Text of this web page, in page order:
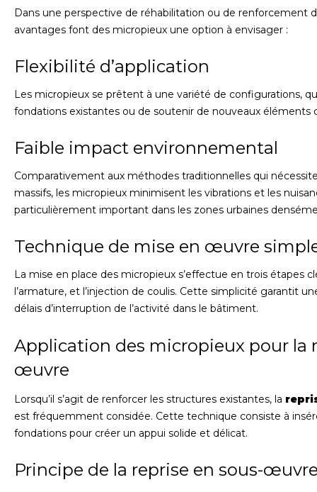
Dans une perspective de réhabilitation ou de renforcement
avantages font des micropieux une option à envisager :
Flexibilité d’application
Les micropieux se prêtent à une variété de configurations,
fondations existantes ou de soutenir de nouveaux éléments
Faible impact environnemental
Comparativement aux méthodes traditionnelles qui
massifs, les micropieux minimisent les vibrations et les
particulièrement important dans les zones urbaines
Technique de mise en œuvre
La mise en place des micropieux s’effectue en trois étapes
l’armature, et l’injection de coulis. Cette simplicité garantit
délais d’interruption de l’activité dans le bâtiment.
Application des micropieux pour la
œuvre
Lorsqu’il s’agit de renforcer les structures existantes, la
est fréquemment considée. Cette technique consiste à
fondations pour créer un appui solide et délicat.
Principe de la reprise en sous-